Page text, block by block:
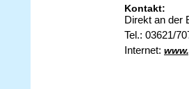
Kontakt:
Direkt an der
Tel.: 03621/
Internet: